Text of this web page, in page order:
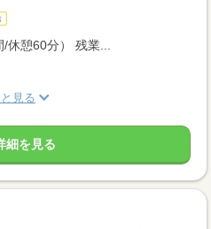
憩60分） 残業...
見る
細を見る